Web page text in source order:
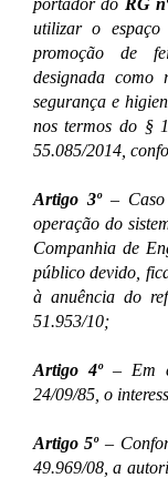
utilizar o
promoção de
designada como
segurança e
nos termos do §
55.085/2014,
Artigo 3º– Caso
operação do
Companhia de
público devido,
à anuência do
51.953/10;
Artigo 4º– Em
24/09/85, o
Artigo 5º–
49.969/08, a